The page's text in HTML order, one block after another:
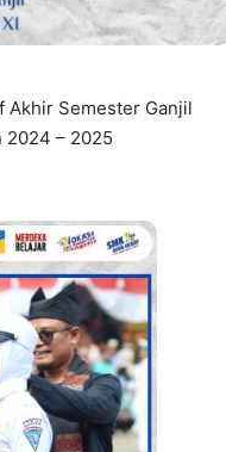
Akhir Semester Ganjil
2024 – 2025